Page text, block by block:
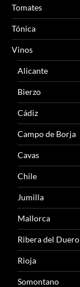
Tomates
Tónica
Vinos
Alicante
Bierzo
Cádiz
Campo de Borja
Cavas
Chile
Jumilla
Mallorca
Ribera del Duero
Rioja
Somontano